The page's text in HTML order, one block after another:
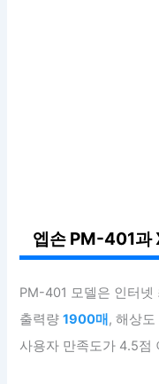
엡손 PM-401과
PM-401 모델은 인터
출력량1900매, 해상
사용자 만족도가 4.5점